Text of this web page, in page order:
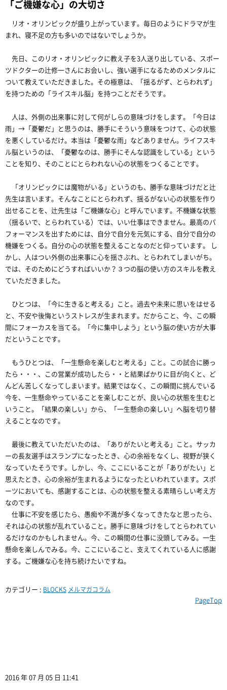
「ご機嫌な心」の大切さ
リオ・オリンピックが盛り上がっています。毎日のようにドラマが生
まれ、寝不足の方も多いのではないでしょうか。
先日、このリオ・オリンピックに教え子を3人送り出している、スポー
ツドクターの辻修一さんにお会いし、強い選手になるためのメンタルに
ついて教えていただきました。その極意は、「揺るがず、とらわれず」
を持つための「ライスキル脳」を持つことだそうです。
人は、外側の出来事に対して何がしらの意味づけをします。「今日は
雨」→「憂鬱だ」と思うのは、勝手にそういう意味をつけて、心の状態
を悪くしているだけ。本当は「憂鬱な雨」などありません。ライフスキ
ル脳というのは、「憂鬱なのは、勝手にそんな認識をしている」という
ことを知り、そのことにとらわれない心の状態をつくることです。
「オリンピックには魔物がいる」というのも、勝手な意味づけだと辻
先生は言います。そんなことにとらわれず、揺るがない心の状態を作り
出せることを、辻先生は「ご機嫌な心」と呼んでいます。不機嫌な状態
（揺るいで、とらわれている）では、いい仕事はできません。最高のパ
フォーマンスを出すためには、自分で自分を元気にする、自分で自分の
機嫌をつくる。自分の心の状態を整えることなのだと仰っています。 し
かし、人はつい外側の出来事に心を揺さぶれ、とらわれてしまいがち。
では、そのためにどうすればいいか？３つの脳の使い方のスキルを教え
ていただきました。
ひとつは、「今に生きると考える」こと。過去や未来に思いをはせる
と、不安や後悔というストレスが生まれます。だからこと、今、この瞬
間にフォーカスを当てる。「今に集中しよう」という脳の使い方が大事
だということです。
もうひとつは、「一生懸命を楽しむと考える」こと。この試合に勝っ
たら・・・、この営業が成功したら・・と結果ばかりに目が向くと、ど
んどん苦しくなってしまいます。結果ではなく、この瞬間に挑んでいる
今を、一生懸命やっていることを楽しむことが、良い心の状態を生むと
いうこと。「結果の楽しい」から、「一生懸命の楽しい」へ脳を切り替
えることなのです。
最後に教えていただいたのは、「ありがたいと考える」こと。サッカ
ーの長友選手はスランプになったとき、心の余裕をなくし、視野が狭く
なっていたそうです。しかし、今、ここにいることが「ありがたい」と
思えたとき、心の余裕が生まれるようになったといわれています。スポ
ーツにおいても、感謝することは、心の状態を整える素晴らしい考え方
なのです。
仕事に不安を感じたら、愚痴や不満が多くなってきたなと思ったら、
それは心の状態が乱れていること。勝手に意味づけをしてとらわれてい
るだけなのかもしれません。今、この瞬間の仕事に没頭してみる。一生
懸命を楽しんでみる。今、ここにいること、支えてくれている人に感謝
する。ご機嫌な心を持ち続けたいですね。
カテゴリー : BLOCKS メルマガコラム
PageTop
2016 年 07 月 05 日 11:41